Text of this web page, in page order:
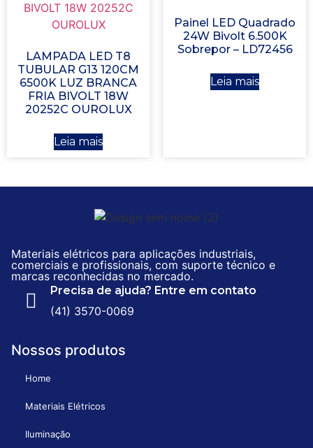
LAMPADA LED T8
TUBULAR G13 120CM
6500K LUZ BRANCA
FRIA BIVOLT 18W
20252C OUROLUX
Leia mais
Painel LED Quadrado
24W Bivolt 6.500K
Sobrepor – LD72456
Leia mais
Materiais elétricos para aplicações industriais,
comerciais e profissionais, com suporte técnico e
marcas reconhecidas no mercado.
Precisa de ajuda? Entre em contato
(41) 3570-0069
Nossos produtos
Home
Materiais Elétricos
Iluminação